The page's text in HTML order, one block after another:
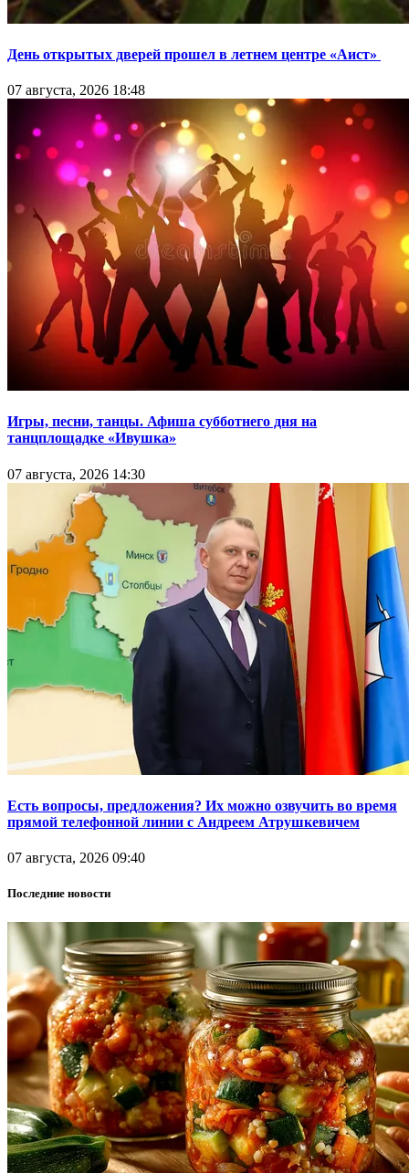
День открытых дверей прошел в летнем центре «Аист»
07 августа, 2026 18:48
Игры, песни, танцы. Афиша субботнего дня на
танцплощадке «Ивушка»
07 августа, 2026 14:30
Есть вопросы, предложения? Их можно озвучить во время
прямой телефонной линии с Андреем Атрушкевичем
07 августа, 2026 09:40
Последние новости